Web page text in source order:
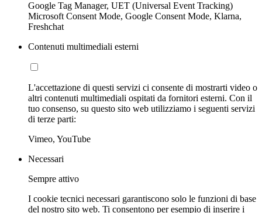
Google Tag Manager, UET (Universal Event Tracking)
Microsoft Consent Mode, Google Consent Mode, Klarna,
Freshchat
Contenuti multimediali esterni
L'accettazione di questi servizi ci consente di mostrarti video o
altri contenuti multimediali ospitati da fornitori esterni. Con il
tuo consenso, su questo sito web utilizziamo i seguenti servizi
di terze parti:
Vimeo, YouTube
Necessari
Sempre attivo
I cookie tecnici necessari garantiscono solo le funzioni di base
del nostro sito web. Ti consentono per esempio di inserire i